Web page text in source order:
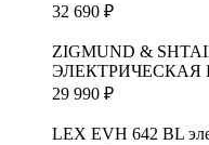
32 690 ₽
ZIGMUND &
ЭЛЕКТРИЧЕСКАЯ
29 990 ₽
LEX EVH 642 BL